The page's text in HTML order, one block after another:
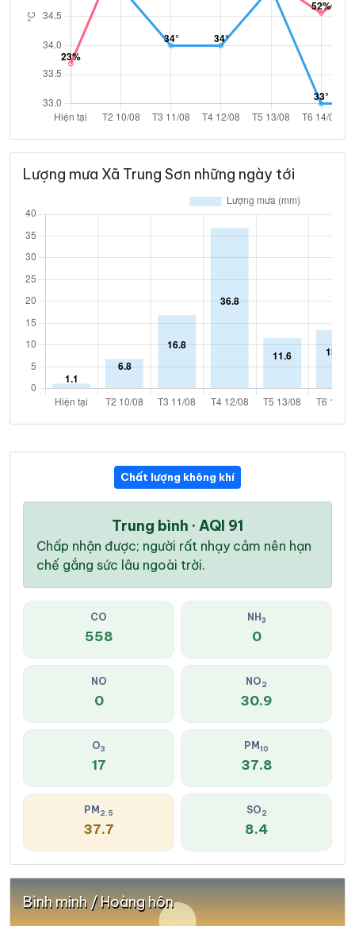
Lượng mưa Xã Trung Sơn những ngày tới
Chất lượng không khí
Trung bình · AQI 91
Chấp nhận được; người rất nhạy cảm nên hạn
chế gắng sức lâu ngoài trời.
CO
558
NH 3
0
NO
0
NO2
30.9
O3
17
PM 10
37.8
PM 2.5
37.7
SO2
8.4
Bình minh / Hoàng hôn